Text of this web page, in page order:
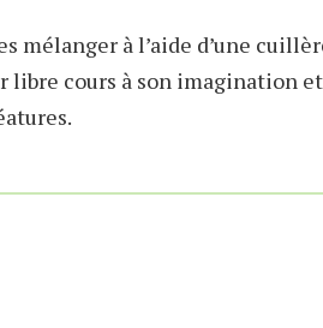
mélanger à l’aide d’une
libre cours à son imagination